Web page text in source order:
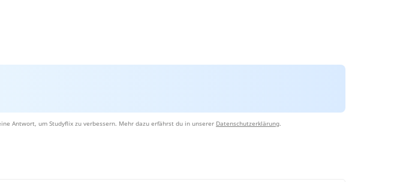
Antwort, um Studyflix zu verbessern. Mehr dazu erfährst du in unserer Datenschutzerklärung.